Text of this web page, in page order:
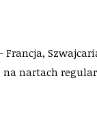
na nartach